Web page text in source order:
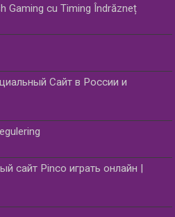
Gaming cu Timing Îndrăzneț
Сайт в России и
сайт Pinco играть онлайн |